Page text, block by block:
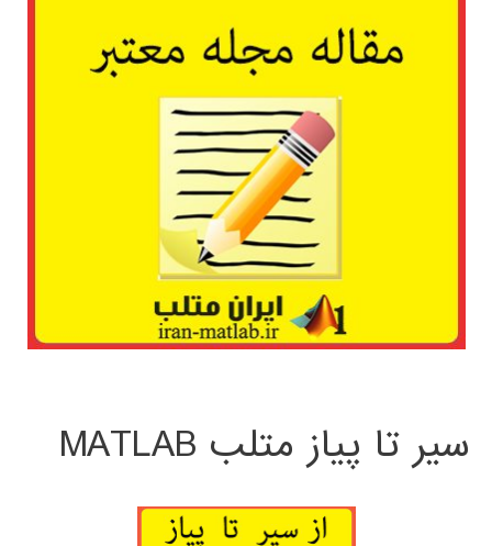
سیر تا پیاز متلب MATLAB